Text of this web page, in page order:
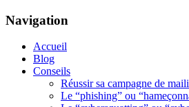
Navigation
Accueil
Blog
Conseils
Réussir sa campagne de
Le “phishing” ou